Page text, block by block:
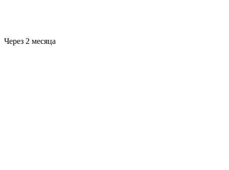
Через 2 месяца